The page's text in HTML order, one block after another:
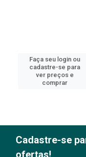
Faça seu login ou
cadastre-se para
ver preços e
comprar
Cadastre-se
ofertas!